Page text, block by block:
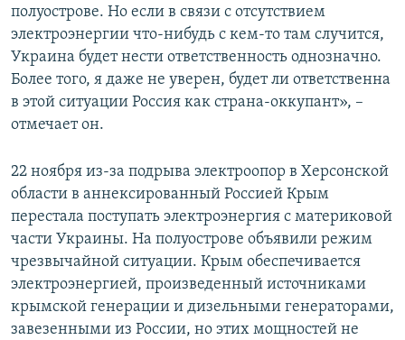
полуострове. Но если в связи с отсутствием
электроэнергии что-нибудь с кем-то там случится,
Украина будет нести ответственность однозначно.
Более того, я даже не уверен, будет ли ответственна
в этой ситуации Россия как страна-оккупант», –
отмечает он.
22 ноября из-за подрыва электроопор в Херсонской
области в аннексированный Россией Крым
перестала поступать электроэнергия с материковой
части Украины. На полуострове объявили режим
чрезвычайной ситуации. Крым обеспечивается
электроэнергией, произведенный источниками
крымской генерации и дизельными генераторами,
завезенными из России, но этих мощностей не